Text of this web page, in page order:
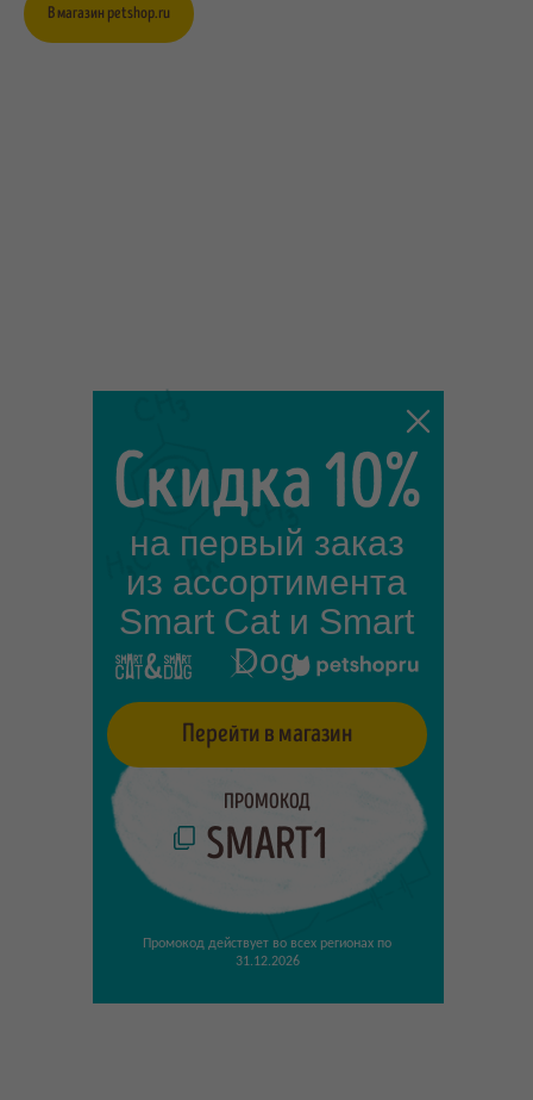
В магазин petshop.ru
ПРОМОКОД
SMART1
Перейти в магазин
Скидка 10%
на первый заказ
из ассортимента
Smart Cat и Smart
Dog
Промокод действует во всех регионах по
31.12.2026